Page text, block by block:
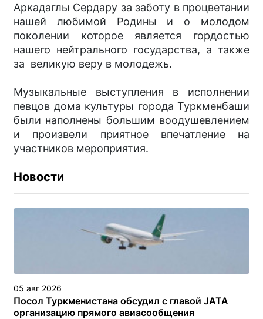
Аркадаглы Сердару за заботу в процветании
нашей любимой Родины и о молодом
поколении которое является гордостью
нашего нейтрального государства, а также
за великую веру в молодежь.
Музыкальные выступления в исполнении
певцов дома культуры города Туркменбаши
были наполнены большим воодушевлением
и произвели приятное впечатление на
участников мероприятия.
Новости
05 авг 2026
Посол Туркменистана обсудил с главой JATA
организацию прямого авиасообщения